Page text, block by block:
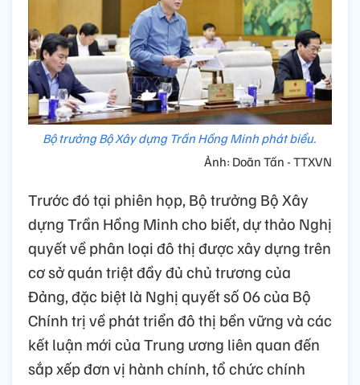
Bộ trưởng Bộ Xây dựng Trần Hồng Minh phát biểu.
Ảnh: Doãn Tấn - TTXVN
Trước đó tại phiên họp, Bộ trưởng Bộ Xây
dựng Trần Hồng Minh cho biết, dự thảo Nghị
quyết về phân loại đô thị được xây dựng trên
cơ sở quán triệt đầy đủ chủ trương của
Đảng, đặc biệt là Nghị quyết số 06 của Bộ
Chính trị về phát triển đô thị bền vững và các
kết luận mới của Trung ương liên quan đến
sắp xếp đơn vị hành chính, tổ chức chính